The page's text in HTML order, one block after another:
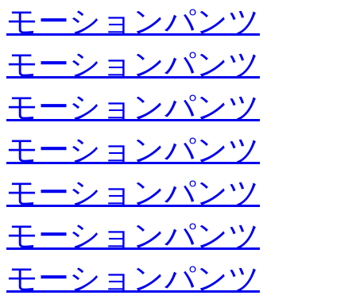
モーションパンツ
モーションパンツ
モーションパンツ
モーションパンツ
モーションパンツ
モーションパンツ
モーションパンツ